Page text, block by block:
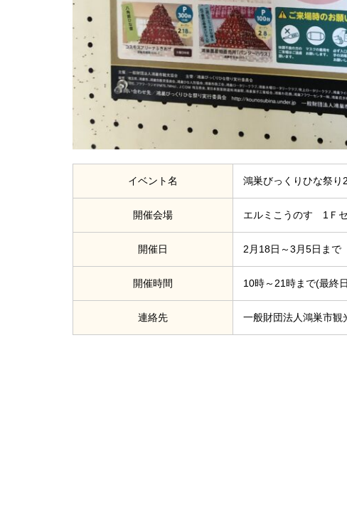
イベント名 鴻巣びっくりひな祭り
開催会場 エルミこうのす 1Ｆ
開催日 2月18日～3月5日まで
開催時間 10時～21時まで(最終
連絡先 一般財団法人鴻巣市観